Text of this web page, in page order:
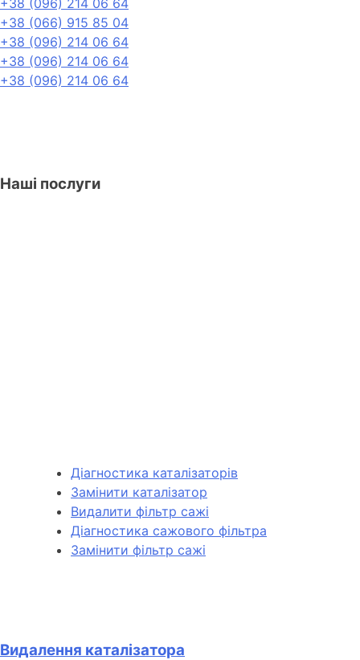
+38 (066) 915 85 04
+38 (096) 214 06 64
+38 (096) 214 06 64
+38 (096) 214 06 64
Наші послуги
Діагностика каталізаторів
Замінити каталізатор
Видалити фільтр сажі
Діагностика сажового фільтра
Замінити фільтр сажі
Видалення каталізатора